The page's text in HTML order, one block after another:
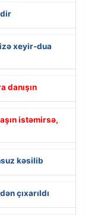
xeyir-dua
danışın
istəmirsə,
kəsilib
çıxarıldı